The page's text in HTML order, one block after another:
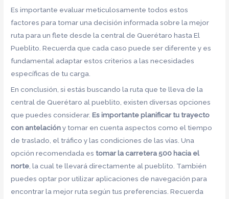
Es importante evaluar meticulosamente todos estos
factores para tomar una decisión informada sobre la mejor
ruta para un flete desde la central de Querétaro hasta El
Pueblito. Recuerda que cada caso puede ser diferente y es
fundamental adaptar estos criterios a las necesidades
específicas de tu carga.
En conclusión, si estás buscando la ruta que te lleva de la
central de Querétaro al pueblito, existen diversas opciones
que puedes considerar.Es importante planificar tu trayecto
con antelacióny tomar en cuenta aspectos como el tiempo
de traslado, el tráfico y las condiciones de las vías. Una
opción recomendada estomar la carretera 500 hacia el
norte, la cual te llevará directamente al pueblito. También
puedes optar por utilizar aplicaciones de navegación para
encontrar la mejor ruta según tus preferencias. Recuerda